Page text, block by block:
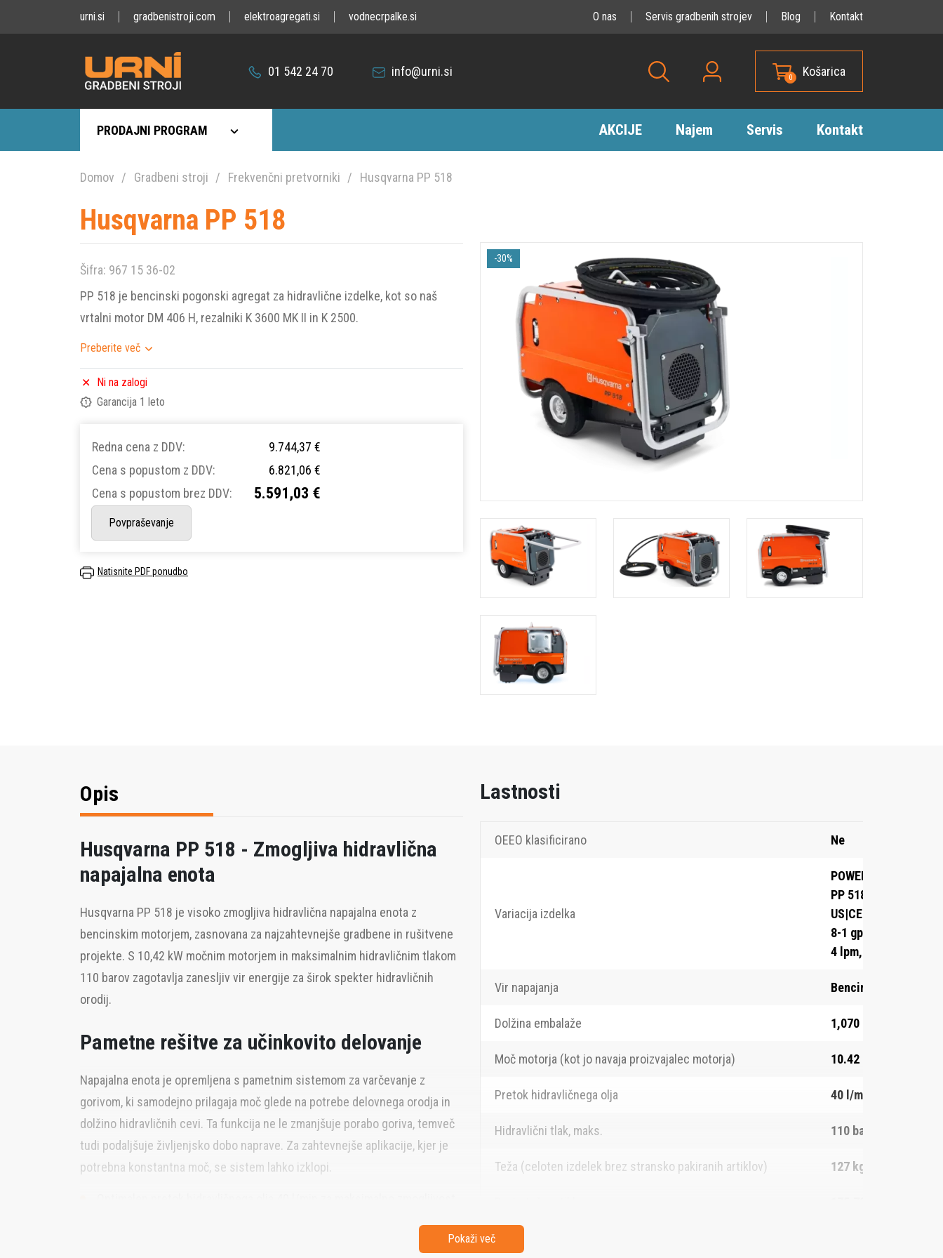
urni.si gradbenistroji.com elektroagregati.si vodnecrpalke.si O nas Servis gradbenih strojev Blog Kontakt
01 542 24 70 info@urni.si 0 Košarica
PRODAJNI PROGRAM AKCIJE Najem Servis Kontakt
Domov Gradbeni stroji Frekvenčni pretvorniki Husqvarna PP 518
Husqvarna PP 518
Šifra: 967 15 36-02
PP 518 je bencinski pogonski agregat za hidravlične izdelke, kot so naš
vrtalni motor DM 406 H, rezalniki K 3600 MK II in K 2500.
Preberite več
Ni na zalogi
Garancija 1 leto
Redna cena z DDV:
9.744,37 €
Cena s popustom z DDV:
6.821,06 €
Cena s popustom brez DDV:
5.591,03 €
Povpraševanje
Natisnite PDF ponudbo
-30%
Opis
Husqvarna PP 518 - Zmogljiva hidravlična
napajalna enota
Husqvarna PP 518 je visoko zmogljiva hidravlična napajalna enota z
bencinskim motorjem, zasnovana za najzahtevnejše gradbene in rušitvene
projekte. S 10,42 kW močnim motorjem in maksimalnim hidravličnim tlakom
110 barov zagotavlja zanesljiv vir energije za širok spekter hidravličnih
orodij.
Pametne rešitve za učinkovito delovanje
Napajalna enota je opremljena s pametnim sistemom za varčevanje z
gorivom, ki samodejno prilagaja moč glede na potrebe delovnega orodja in
dolžino hidravličnih cevi. Ta funkcija ne le zmanjšuje porabo goriva, temveč
tudi podaljšuje življenjsko dobo naprave. Za zahtevnejše aplikacije, kjer je
potrebna konstantna moč, se sistem lahko izklopi.
Lastnosti
OEEO klasificirano Ne
Variacija izdelka
POWER PACK
PP 518
US|CE|ROW|5-
8-1 gpm, 2-3-
4 lpm, 14
Vir napajanja Bencin
Dolžina embalaže 1,070 mm
Moč motorja (kot jo navaja proizvajalec motorja) 10.42 kW
Pretok hidravličnega olja 40 l/min
Hidravlični tlak, maks. 110 bar
Teža (celoten izdelek brez stransko pakiranih artiklov) 127 kg
Širina velikosti izdelka
Pokaži več